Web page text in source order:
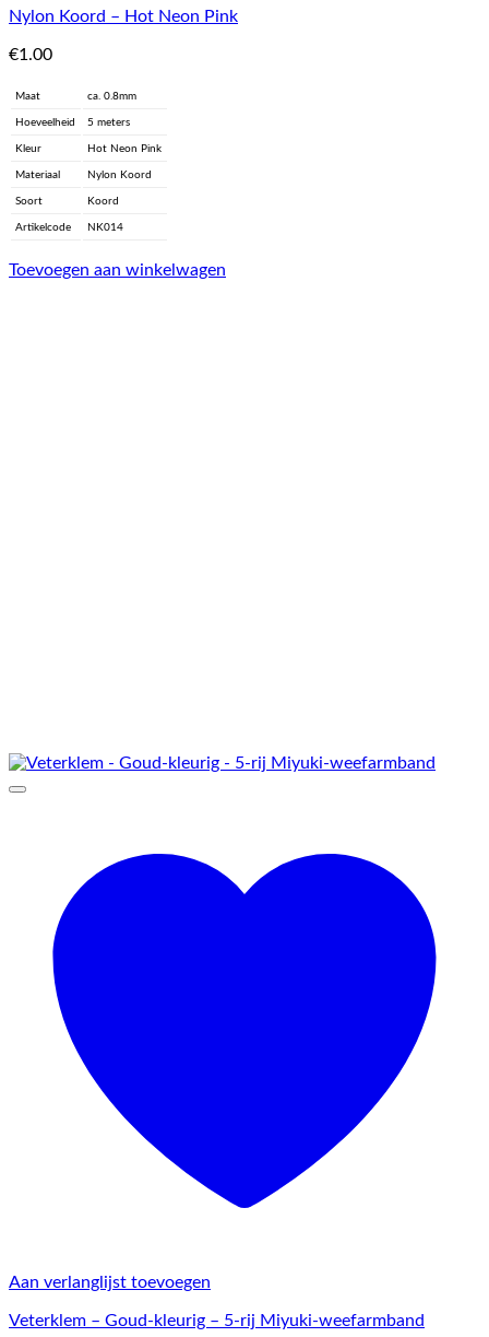
Nylon Koord – Hot Neon Pink
€1.00
Maat ca. 0.8mm
Hoeveelheid 5 meters
Kleur Hot Neon Pink
Materiaal Nylon Koord
Soort Koord
Artikelcode NK014
Toevoegen aan winkelwagen
Aan verlanglijst toevoegen
Veterklem – Goud-kleurig – 5-rij Miyuki-weefarmband